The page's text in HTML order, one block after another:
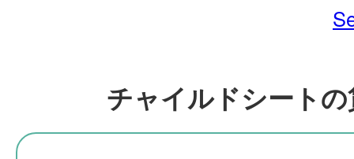
チャイルドシート